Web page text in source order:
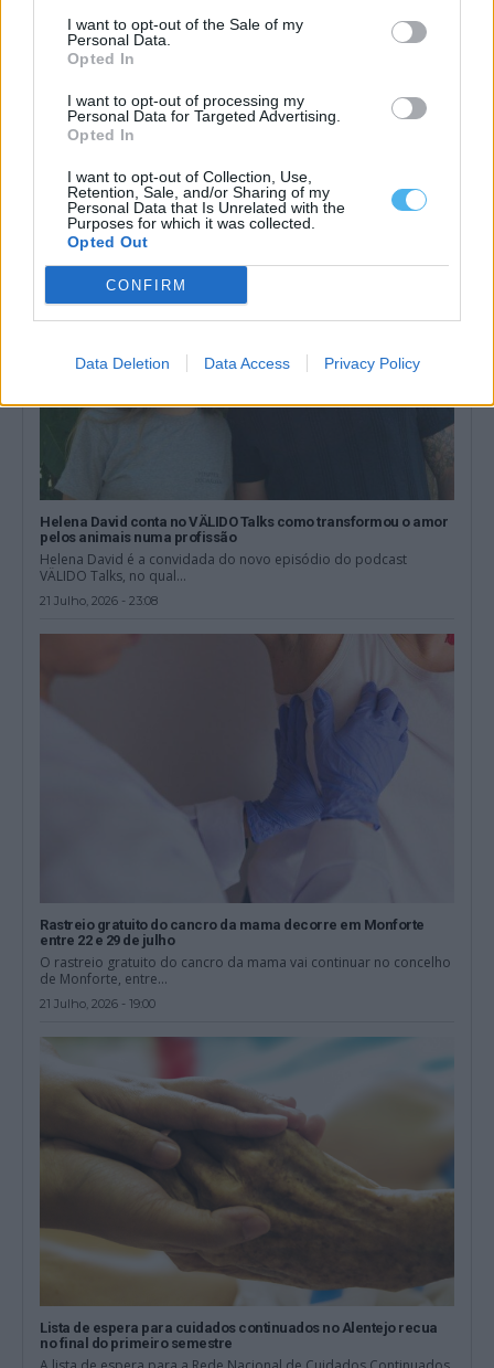
I want to opt-out of the Sale of my
Personal Data.
Opted In
I want to opt-out of processing my
Personal Data for Targeted Advertising.
Opted In
I want to opt-out of Collection, Use,
Retention, Sale, and/or Sharing of my
Personal Data that Is Unrelated with the
Purposes for which it was collected.
Opted Out
CONFIRM
Data Deletion Data Access Privacy Policy
ULS do Alentejo Central cria três núcleos de enfermeiros
especialistas
com a criação de...
22 Julho, 2026 - 11:00
Helena David conta no VÄLIDO Talks como transformou o amor
pelos animais numa profissão
Helena David é a convidada do novo episódio do podcast
VÄLIDO Talks, no qual...
21 Julho, 2026 - 23:08
Rastreio gratuito do cancro da mama decorre em Monforte
entre 22 e 29 de julho
O rastreio gratuito do cancro da mama vai continuar no concelho
de Monforte, entre...
21 Julho, 2026 - 19:00
Lista de espera para cuidados continuados no Alentejo recua
no final do primeiro semestre